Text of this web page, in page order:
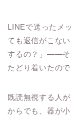
LINEで送ったメ
ても返信がこな
するの？」——そ
たどり着いたの
既読無視する人
からでも、器が